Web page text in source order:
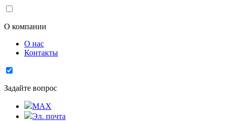
О компании
О нас
Контакты
Задайте вопрос
MAX
Эл. почта